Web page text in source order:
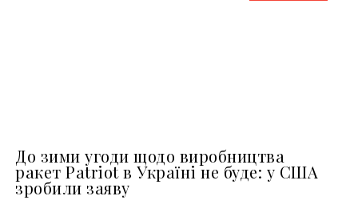
До зими угоди щодо виробництва
ракет Patriot в Україні не буде: у США
зробили заяву